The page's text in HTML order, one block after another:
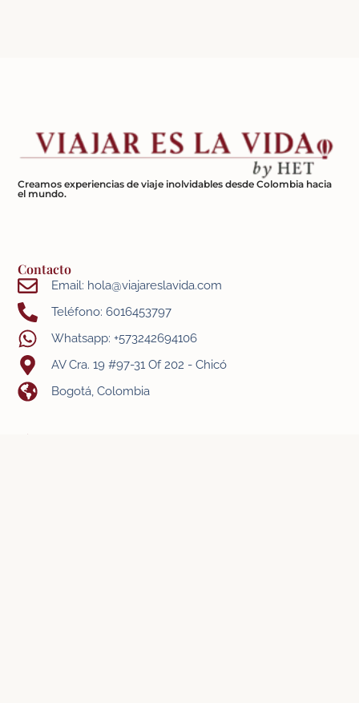
Creamos experiencias de viaje inolvidables desde Colombia hacia
el mundo.
Contacto
Email: hola@viajareslavida.com
Teléfono: 6016453797
Whatsapp: +573242694106
AV Cra. 19 #97-31 Of 202 - Chicó
Bogotá, Colombia
Síguenos